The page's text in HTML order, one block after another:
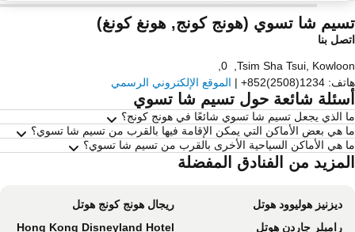
شا تسوي (هونج كونج, هونغ كونغ)
بنا
Tsim Sha Tsui,
,
,
+852(2508)1234
| الموقع الإلكتروني الرسمي
شائعة حول تسيم شا تسوي
الذي يجعل تسيم شا تسوي شائعًا في هونج كونج؟
هي بعض الأماكن التي يمكن الإقامة فيها بالقرب من تسيم شا تسوي؟
هي الأماكن السياحية الأخرى بالقرب من تسيم شا تسوي؟
من الفنادق المفضلة
ديزنيز هوليوود هوتل
ريجال هونج كونج هوتل
رامبلر جاردن هوتل
Hong Kong Disneyland Hotel